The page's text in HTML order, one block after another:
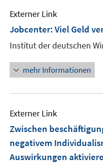
Externer Link
Jobcenter: Viel Geld
Institut der deutschen
mehr Informationen
Externer Link
Zwischen
negativem
Auswirkungen